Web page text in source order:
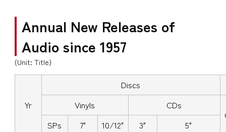
Annual New Releases of
Audio since 1957
(Unit: Title)
Yr
Discs
Vinyls
CDs
SPs
7" 10/12" 3"
5"